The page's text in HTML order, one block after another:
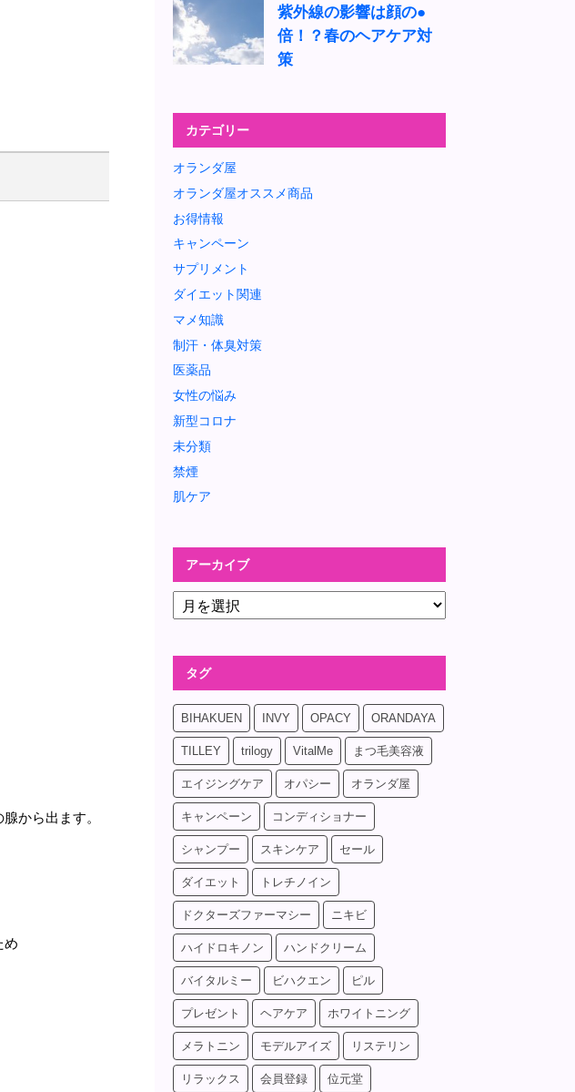
から出ます。
め
紫外線の影響は顔の●
倍！？春のヘアケア対
策
カテゴリー
オランダ屋
オランダ屋オススメ商品
お得情報
キャンペーン
サプリメント
ダイエット関連
マメ知識
制汗・体臭対策
医薬品
女性の悩み
新型コロナ
未分類
禁煙
肌ケア
アーカイブ
タグ
BIHAKUEN INVY OPACY ORANDAYA
TILLEY trilogy VitalMe まつ毛美容液
エイジングケア オパシー オランダ屋
キャンペーン コンディショナー
シャンプー スキンケア セール
ダイエット トレチノイン
ドクターズファーマシー ニキビ
ハイドロキノン ハンドクリーム
バイタルミー ビハクエン ピル
プレゼント ヘアケア ホワイトニング
メラトニン モデルアイズ リステリン
リラックス 会員登録 位元堂